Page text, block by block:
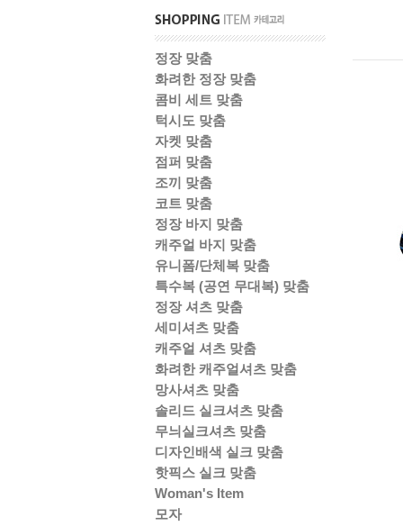
정장 맞춤
화려한 정장 맞춤
콤비 세트 맞춤
턱시도 맞춤
자켓 맞춤
점퍼 맞춤
조끼 맞춤
코트 맞춤
정장 바지 맞춤
캐주얼 바지 맞춤
유니폼/단체복 맞춤
특수복 (공연 무대복) 맞춤
정장 셔츠 맞춤
세미셔츠 맞춤
캐주얼 셔츠 맞춤
화려한 캐주얼셔츠 맞춤
망사셔츠 맞춤
솔리드 실크셔츠 맞춤
무늬실크셔츠 맞춤
디자인배색 실크 맞춤
핫픽스 실크 맞춤
Woman's Item
모자